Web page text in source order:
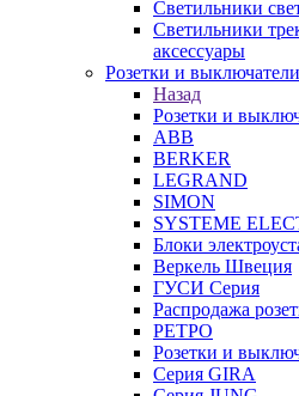
Светильники
Светильники
аксессуары
Розетки и выключатели
Назад
Розетки и
ABB
BERKER
LEGRAND
SIMON
SYSTEME
Блоки
Веркель Швеция
ГУСИ Серия
Распродажа
РЕТРО
Розетки и
Серия GIRA